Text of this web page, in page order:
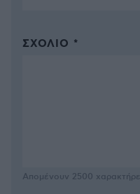
ΣΧΌΛΙΟ *
Απομένουν 2500